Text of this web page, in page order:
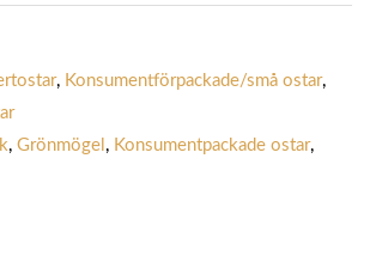
, Konsumentförpackade/små ostar,
, Grönmögel , Konsumentpackade ostar,